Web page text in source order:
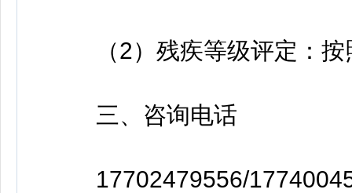
（2）残疾等级评定：按
三、咨询电话
17702479556/